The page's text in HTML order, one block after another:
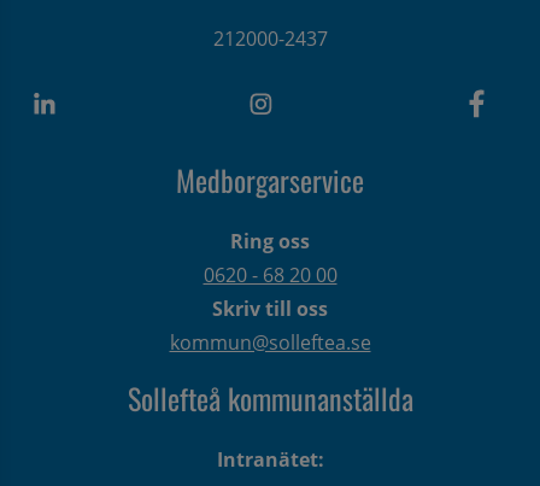
212000-2437
Medborgarservice
Ring oss
0620 - 68 20 00
Skriv till oss
kommun@solleftea.se
Sollefteå kommunanställda
Intranätet: